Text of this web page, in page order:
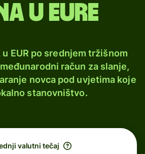
u eure
EUR po srednjem tržišnom
račun za slanje,
novca pod uvjetima koje
stanovništvo.
valutni tečaj